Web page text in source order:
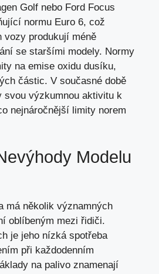
Golf nebo Ford Focus
normu Euro 6, což
vozy produkují méně
se staršími modely. Normy
na emise oxidu dusíku,
částic. V současné době
svou výzkumnou aktivitu k
nejnáročnější limity norem
Modelu
má několik významných
oblíbeným mezi řidiči.
je jeho nízká spotřeba
při každodenním
na palivo znamenají